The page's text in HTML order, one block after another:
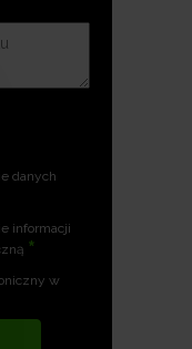
danych
informacji
*
w